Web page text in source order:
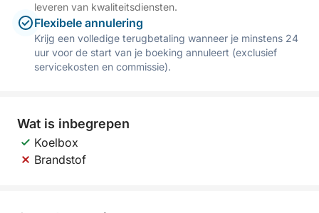
leveren van kwaliteitsdiensten.
Flexibele annulering
Krijg een volledige terugbetaling wanneer je minstens 24
uur voor de start van je boeking annuleert (exclusief
servicekosten en commissie).
Wat is inbegrepen
Koelbox
Brandstof